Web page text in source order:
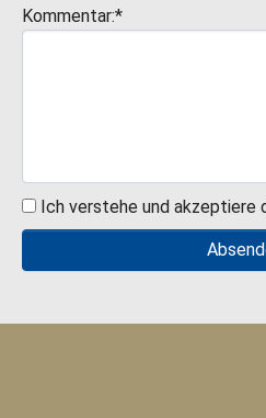
Kommentar:*
Ich verstehe und akzeptiere